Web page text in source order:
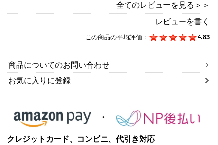
全てのレビューを見る＞＞
レビューを書く
この商品の平均評価： 4.83
商品についてのお問い合わせ
お気に入りに登録
クレジットカード、コンビニ、代引き対応